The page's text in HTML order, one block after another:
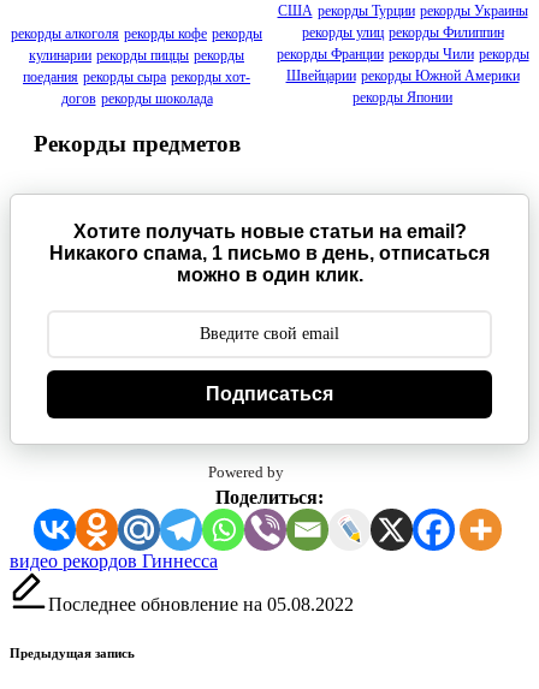
рекорды алкоголя рекорды кофе рекорды
кулинарии рекорды пиццы рекорды
поедания рекорды сыра рекорды хот-
догов рекорды шоколада
Рекорды предметов
США рекорды Турции рекорды Украины
рекорды улиц рекорды Филиппин
рекорды Франции рекорды Чили рекорды
Швейцарии рекорды Южной Америки
рекорды Японии
Хотите получать новые статьи на email?
Никакого спама, 1 письмо в день, отписаться
можно в один клик.
Подписаться
Powered by
Поделиться:
Метки:
видео рекордов Гиннесса
Последнее обновление на 05.08.2022
Навигация
Предыдущая запись